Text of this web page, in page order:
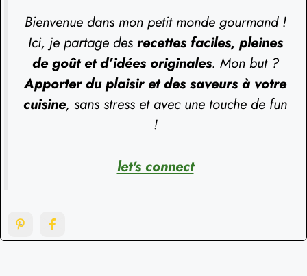
Bienvenue dans mon petit monde gourmand !
Ici, je partage des recettes faciles, pleines
de goût et d’idées originales. Mon but ?
Apporter du plaisir et des saveurs à votre
cuisine, sans stress et avec une touche de fun
!
let's connect